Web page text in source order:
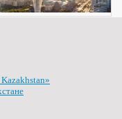
поколения – путь